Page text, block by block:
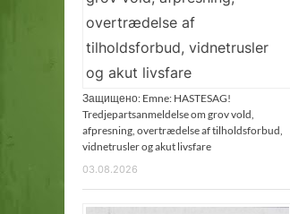
Защищено: Emne: HASTESAG!
Tredjepartsanmeldelse om grov vold,
afpresning, overtrædelse af tilholdsforbud,
vidnetrusler og akut livsfare
03.08.2026